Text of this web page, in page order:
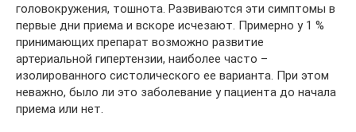
головокружения, тошнота. Развиваются эти симптомы в
первые дни приема и вскоре исчезают. Примерно у 1 %
принимающих препарат возможно развитие
артериальной гипертензии, наиболее часто –
изолированного систолического ее варианта. При этом
неважно, было ли это заболевание у пациента до начала
приема или нет.